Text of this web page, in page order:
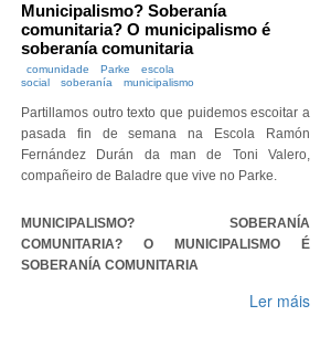
Municipalismo? Soberanía
comunitaria? O municipalismo é
soberanía comunitaria
comunidade Parke
escola
social
soberanía municipalismo
Partillamos outro texto que puidemos escoitar a
pasada fin de semana na Escola Ramón
Fernández Durán da man de Toni Valero,
compañeiro de Baladre que vive no Parke.
MUNICIPALISMO? SOBERANÍA
COMUNITARIA? O MUNICIPALISMO É
SOBERANÍA COMUNITARIA
Ler máis